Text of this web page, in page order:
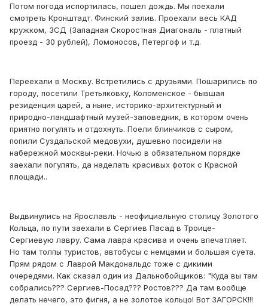
Потом погода испортилась, пошел дождь. Мы поехали
смотреть Кронштадт. Финский залив. Проехали весь КАД
кружком, ЗСД (Западная Скоростная Диагональ - платный
проезд - 30 рублей), Ломоносов, Петергоф и т.д.
Переехали в Москву. Встретились с друзьями. Пошарились по
городу, посетили Третьяковку, Коломенское - бывшая
резиденция царей, а ныне, историко-архитектурный и
природно-ландшафтный музей-заповедник, в котором очень
приятно погулять и отдохнуть. Поели блинчиков с сыром,
попили Суздальской медовухи, душевно посидели на
набережной москвы-реки. Ночью в обязательном порядке
заехали погулять, да наделать красивых фоток с Красной
площади..
Выдвинулись на Ярославль - неофициальную столицу Золотого
Кольца, по пути заехали в Сергиев Пасад в Троице-
Сергиевую лавру. Сама лавра красива и очень впечатляет.
Но там толпы туристов, автобусы с немцами и большая суета.
Прям рядом с Лаврой Макдональдс тоже с дикими
очередями. Как сказал один из Дальнобойщиков: "Куда вы там
собрались??? Сергиев-Посад??? Ростов??? Да там вообще
делать нечего, это фигня, а не золотое кольцо! Вот ЗАГОРСК!!!